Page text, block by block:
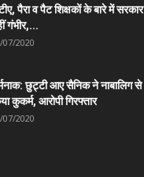
पैरा व पैट शिक्षकों के बारे में सरकार
गंभीर,...
07/2020
छुट्टी आए सैनिक ने नाबालिग से
कुकर्म, आरोपी गिरफ्तार
07/2020